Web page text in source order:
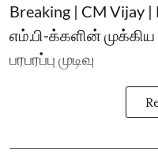
Breaking | CM Vijay
எம்.பி-க்களின்
பரபரப்பு முடிவு